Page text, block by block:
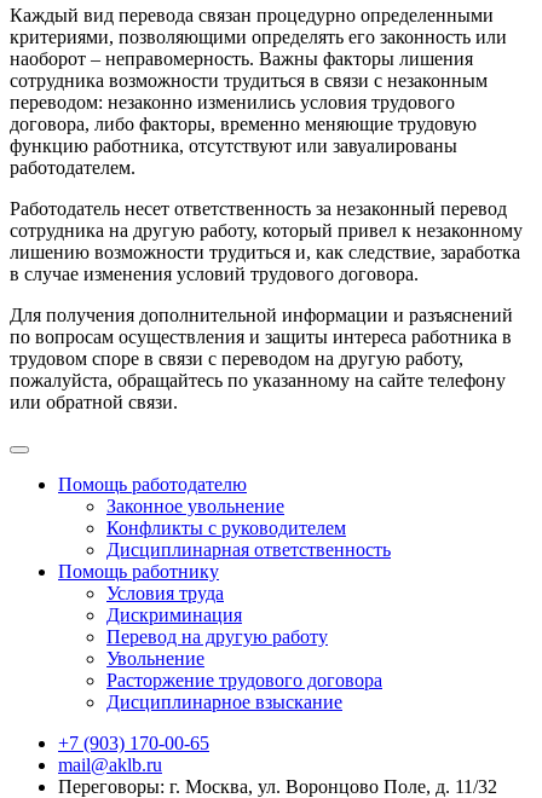
Каждый вид перевода связан процедурно определенными
критериями, позволяющими определять его законность или
наоборот – неправомерность. Важны факторы лишения
сотрудника возможности трудиться в связи с незаконным
переводом: незаконно изменились условия трудового
договора, либо факторы, временно меняющие трудовую
функцию работника, отсутствуют или завуалированы
работодателем.
Работодатель несет ответственность за незаконный перевод
сотрудника на другую работу, который привел к незаконному
лишению возможности трудиться и, как следствие, заработка
в случае изменения условий трудового договора.
Для получения дополнительной информации и разъяснений
по вопросам осуществления и защиты интереса работника в
трудовом споре в связи с переводом на другую работу,
пожалуйста, обращайтесь по указанному на сайте телефону
или обратной связи.
Помощь работодателю
Законное увольнение
Конфликты с руководителем
Дисциплинарная ответственность
Помощь работнику
Условия труда
Дискриминация
Перевод на другую работу
Увольнение
Расторжение трудового договора
Дисциплинарное взыскание
+7 (903) 170-00-65
mail@aklb.ru
Переговоры: г. Москва, ул. Воронцово Поле, д. 11/32